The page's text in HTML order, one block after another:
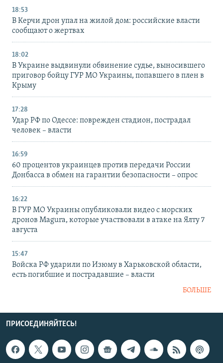
18:53
В Керчи дрон упал на жилой дом: российские власти
сообщают о жертвах
18:02
В Украине выдвинули обвинение судье, выносившего
приговор бойцу ГУР МО Украины, попавшего в плен в
Крыму
17:28
Удар РФ по Одессе: поврежден стадион, пострадал
человек – власти
16:59
60 процентов украинцев против передачи России
Донбасса в обмен на гарантии безопасности – опрос
16:22
В ГУР МО Украины опубликовали видео с морских
дронов Magura, которые участвовали в атаке на Ялту 7
августа
15:47
Войска РФ ударили по Изюму в Харьковской области,
есть погибшие и пострадавшие – власти
БОЛЬШЕ
ПРИСОЕДИНЯЙТЕСЬ!